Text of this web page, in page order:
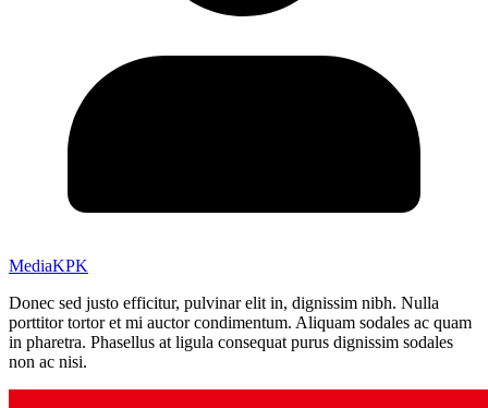
MediaKPK
Donec sed justo efficitur, pulvinar elit in, dignissim nibh. Nulla
porttitor tortor et mi auctor condimentum. Aliquam sodales ac quam
in pharetra. Phasellus at ligula consequat purus dignissim sodales
non ac nisi.